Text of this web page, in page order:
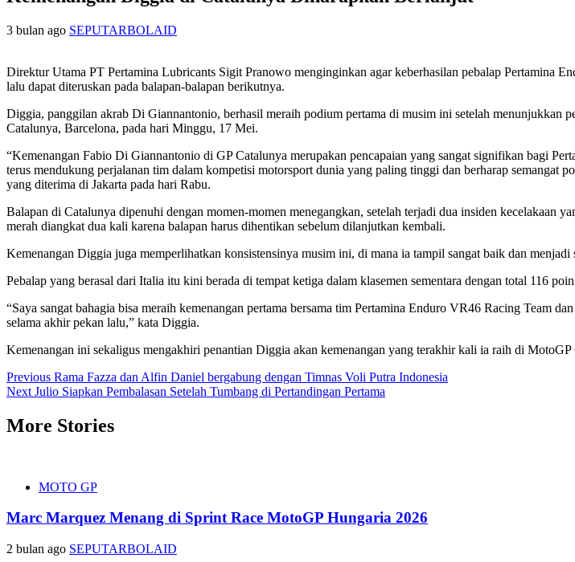
3 bulan ago SEPUTARBOLAID
Direktur Utama PT Pertamina Lubricants Sigit Pranowo menginginkan agar keberhasilan pebalap Pertamina
lalu dapat diteruskan pada balapan-balapan berikutnya.
Diggia, panggilan akrab Di Giannantonio, berhasil meraih podium pertama di musim ini setelah
Catalunya, Barcelona, pada hari Minggu, 17 Mei.
“Kemenangan Fabio Di Giannantonio di GP Catalunya merupakan pencapaian yang sangat signifikan bagi
terus mendukung perjalanan tim dalam kompetisi motorsport dunia yang paling tinggi dan berharap semangat
yang diterima di Jakarta pada hari Rabu.
Balapan di Catalunya dipenuhi dengan momen-momen menegangkan, setelah terjadi dua insiden kecelakaan
merah diangkat dua kali karena balapan harus dihentikan sebelum dilanjutkan kembali.
Kemenangan Diggia juga memperlihatkan konsistensinya musim ini, di mana ia tampil sangat baik dan menjadi
Pebalap yang berasal dari Italia itu kini berada di tempat ketiga dalam klasemen sementara dengan total 116
“Saya sangat bahagia bisa meraih kemenangan pertama bersama tim Pertamina Enduro VR46 Racing Team
selama akhir pekan lalu,” kata Diggia.
Kemenangan ini sekaligus mengakhiri penantian Diggia akan kemenangan yang terakhir kali ia raih di MotoGP
Post
navigation
Previous Rama Fazza dan Alfin Daniel bergabung dengan Timnas Voli Putra Indonesia
Next Julio Siapkan Pembalasan Setelah Tumbang di Pertandingan Pertama
More Stories
MOTO GP
Marc Marquez Menang di Sprint Race MotoGP Hungaria 2026
2 bulan ago SEPUTARBOLAID